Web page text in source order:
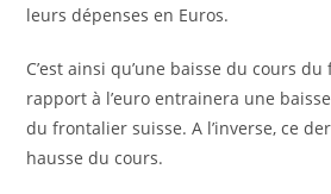
leurs dépenses en Euros.
C’est ainsi qu’une baisse du cours
rapport à l’euro entrainera une
du frontalier suisse. A l’inverse, ce
hausse du cours.